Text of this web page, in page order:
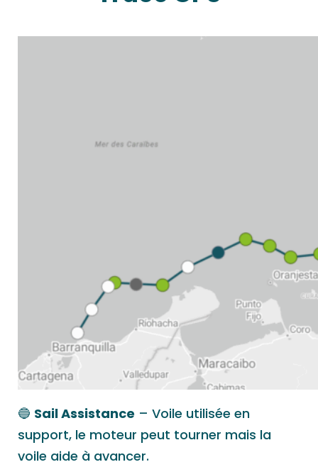
🔵 Sail Assistance – Voile utilisée en
support, le moteur peut tourner mais la
voile aide à avancer.